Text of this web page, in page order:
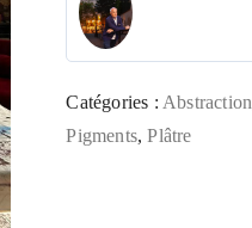
Catégories : Abstraction
Pigments,Plâtre